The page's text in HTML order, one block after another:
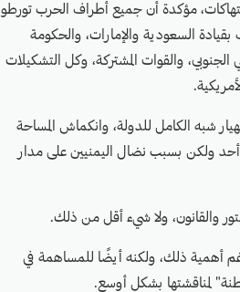
مؤكدة أن جميع أطراف الحرب تورطوا
بقيادة السعودية والإمارات، والحكومة
الجنوبي، والقوات المشتركة، وكل التشكيلات
شبه الكامل للدولة، وانكماش المساحة
وجودها بفضل من أحد ولكن بسبب نضال اليمنيين على مدار
والقانون، ولا شيء أقل من ذلك.
أهمية ذلك، ولكنه أيضًا للمساهمة في
لمناقشتها بشكل أوسع.